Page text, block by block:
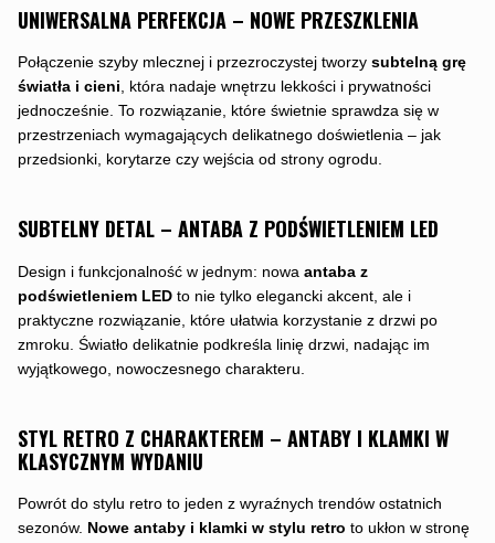
UNIWERSALNA PERFEKCJA – NOWE PRZESZKLENIA
Połączenie szyby mlecznej i przezroczystej tworzy subtelną grę
światła i cieni, która nadaje wnętrzu lekkości i prywatności
jednocześnie. To rozwiązanie, które świetnie sprawdza się w
przestrzeniach wymagających delikatnego doświetlenia – jak
przedsionki, korytarze czy wejścia od strony ogrodu.
SUBTELNY DETAL – ANTABA Z PODŚWIETLENIEM LED
Design i funkcjonalność w jednym: nowa antaba z
podświetleniem LEDto nie tylko elegancki akcent, ale i
praktyczne rozwiązanie, które ułatwia korzystanie z drzwi po
zmroku. Światło delikatnie podkreśla linię drzwi, nadając im
wyjątkowego, nowoczesnego charakteru.
STYL RETRO Z CHARAKTEREM – ANTABY I KLAMKI W
KLASYCZNYM WYDANIU
Powrót do stylu retro to jeden z wyraźnych trendów ostatnich
sezonów. Nowe antaby i klamki w stylu retro to ukłon w stronę